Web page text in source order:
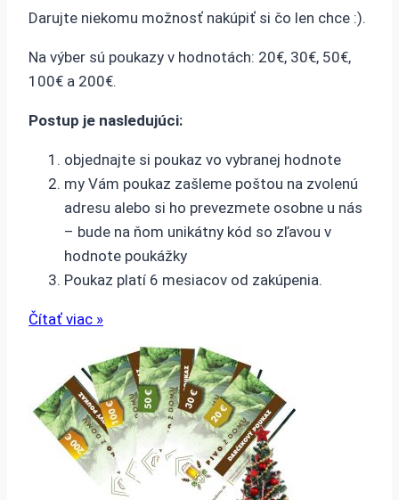
Darujte niekomu možnosť nakúpiť si čo len chce :).
Na výber sú poukazy v hodnotách: 20€, 30€, 50€,
100€ a 200€.
Postup je nasledujúci:
objednajte si poukaz vo vybranej hodnote
my Vám poukaz zašleme poštou na zvolenú
adresu alebo si ho prevezmete osobne u nás
– bude na ňom unikátny kód so zľavou v
hodnote poukážky
Poukaz platí 6 mesiacov od zakúpenia.
Čítať viac »